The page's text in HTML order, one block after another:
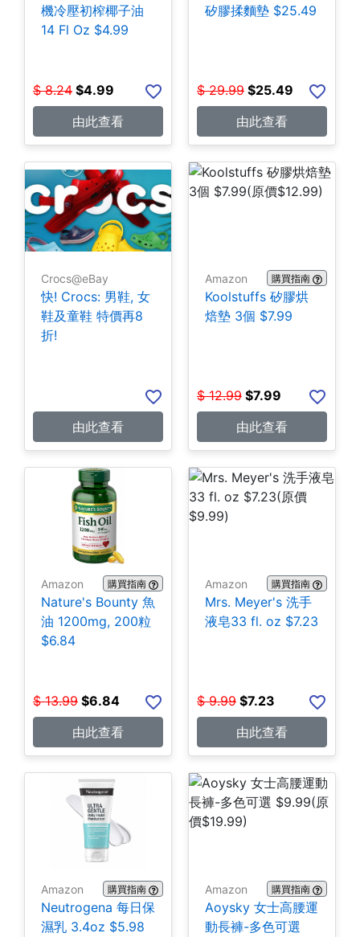
機冷壓初榨椰子油
14 Fl Oz $4.99
$ 8.24 $4.99
由此查看
矽膠揉麵墊 $25.49
$ 29.99 $25.49
由此查看
Crocs@eBay
快! Crocs: 男鞋, 女
鞋及童鞋 特價再8
折!
由此查看
Amazon 購買指南
Koolstuffs 矽膠烘
焙墊 3個 $7.99
$ 12.99 $7.99
由此查看
Amazon 購買指南
Nature's Bounty 魚
油 1200mg, 200粒
$6.84
$ 13.99 $6.84
由此查看
Amazon 購買指南
Mrs. Meyer's 洗手
液皂33 fl. oz $7.23
$ 9.99 $7.23
由此查看
Amazon 購買指南
Neutrogena 每日保
濕乳 3.4oz $5.98
Amazon 購買指南
Aoysky 女士高腰運
動長褲-多色可選